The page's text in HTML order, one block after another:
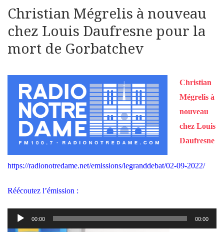
Christian Mégrelis à nouveau
chez Louis Daufresne pour la
mort de Gorbatchev
Christian
Mégrelis à
nouveau
chez Louis
Daufresne
https://radionotredame.net/emissions/legranddebat/02-09-2022/
Réécoutez l’émission :
Lecteur
audio
00:00 00:00